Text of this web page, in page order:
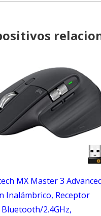
MX Master 3
Inalámbrico, Receptor
Bluetooth/2.4GHz,